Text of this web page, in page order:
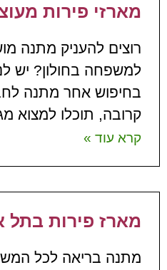
מארזי פירות
רוצים להעניק מתנה
למשפחה בחולון? יש
בחיפוש אחר מתנה
קרובה, תוכלו למצוא
קרא עוד »
מארז פירות בתל
מתנה בריאה לכל